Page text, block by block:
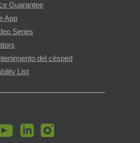
Guarantee
App
Series
del césped
List